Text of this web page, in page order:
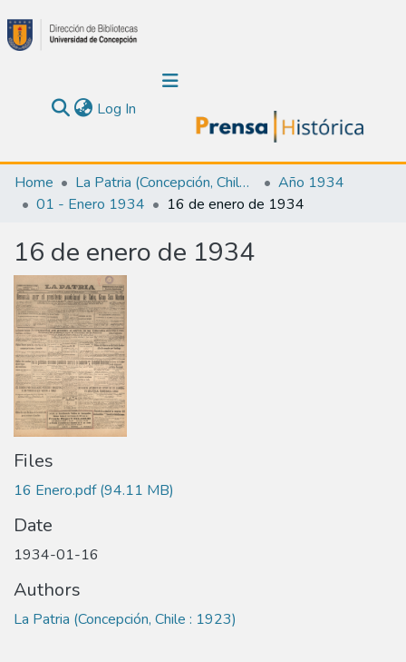
Log In(current)
Communities & Collections
Calendar
All of DSpace
Statistics
Home La Patria (Concepción, Chile : 1923)
Año 1934
01 - Enero 1934
16 de enero de 1934
16 de enero de 1934
Files
16 Enero.pdf(94.11 MB)
Date
1934-01-16
Authors
La Patria (Concepción, Chile : 1923)